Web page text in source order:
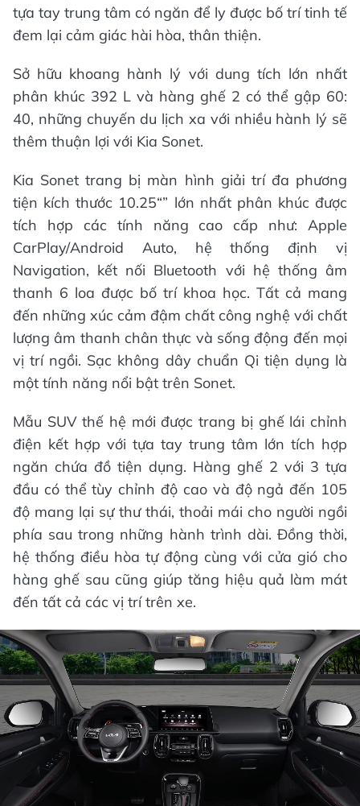
tựa tay trung tâm có ngăn để ly được bố trí tinh tế
đem lại cảm giác hài hòa, thân thiện.
Sở hữu khoang hành lý với dung tích lớn nhất
phân khúc 392 L và hàng ghế 2 có thể gập 60:
40, những chuyến du lịch xa với nhiều hành lý sẽ
thêm thuận lợi với Kia Sonet.
Kia Sonet trang bị màn hình giải trí đa phương
tiện kích thước 10.25“” lớn nhất phân khúc được
tích hợp các tính năng cao cấp như: Apple
CarPlay/Android Auto, hệ thống định vị
Navigation, kết nối Bluetooth với hệ thống âm
thanh 6 loa được bố trí khoa học. Tất cả mang
đến những xúc cảm đậm chất công nghệ với chất
lượng âm thanh chân thực và sống động đến mọi
vị trí ngồi. Sạc không dây chuẩn Qi tiện dụng là
một tính năng nổi bật trên Sonet.
Mẫu SUV thế hệ mới được trang bị ghế lái chỉnh
điện kết hợp với tựa tay trung tâm lớn tích hợp
ngăn chứa đồ tiện dụng. Hàng ghế 2 với 3 tựa
đầu có thể tùy chỉnh độ cao và độ ngả đến 105
độ mang lại sự thư thái, thoải mái cho người ngồi
phía sau trong những hành trình dài. Đồng thời,
hệ thống điều hòa tự động cùng với cửa gió cho
hàng ghế sau cũng giúp tăng hiệu quả làm mát
đến tất cả các vị trí trên xe.